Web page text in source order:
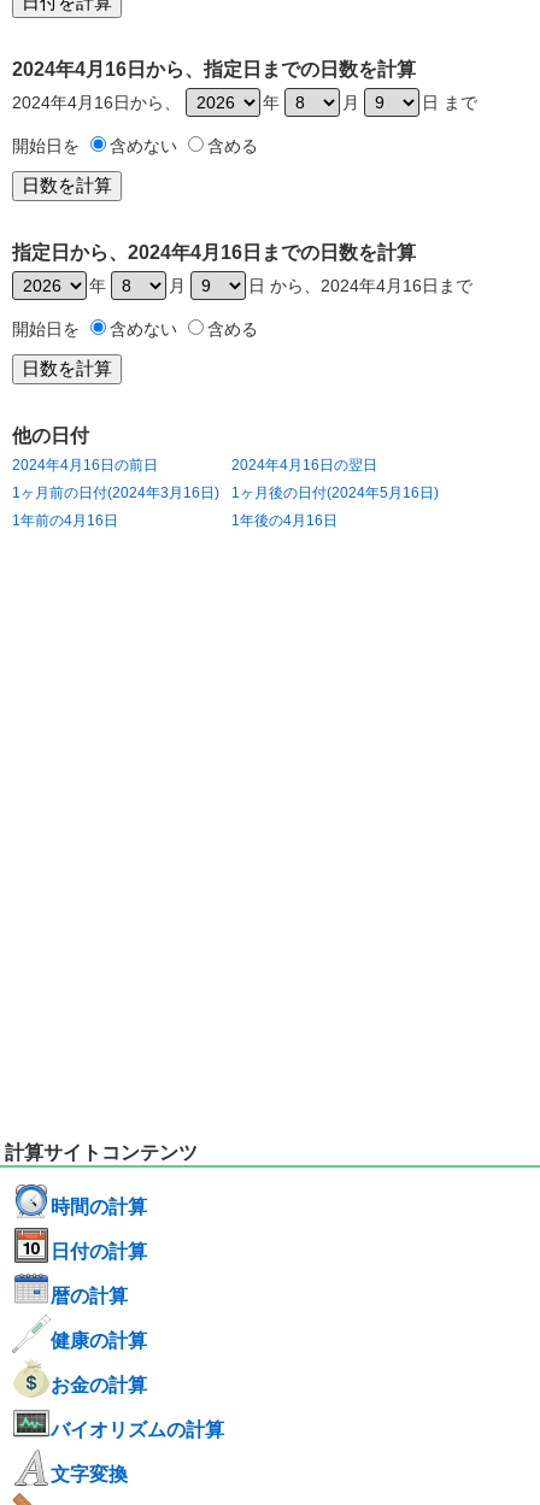
2024年4月16日から、指定日までの日数を計算
2024年4月16日から、 年 月 日 まで
開始日を 含めない 含める
指定日から、2024年4月16日までの日数を計算
年 月 日 から、2024年4月16日まで
開始日を 含めない 含める
他の日付
2024年4月16日の前日
2024年4月16日の翌日
1ヶ月前の日付(2024年3月16日)
1ヶ月後の日付(2024年5月16日)
1年前の4月16日
1年後の4月16日
計算サイトコンテンツ
時間の計算
日付の計算
暦の計算
健康の計算
お金の計算
バイオリズムの計算
文字変換